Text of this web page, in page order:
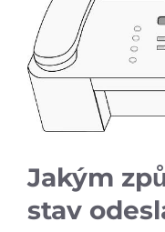
Jakým
stav